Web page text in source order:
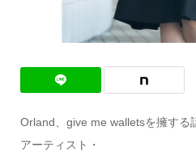
Orland、give me walletsを擁する
アーティスト・